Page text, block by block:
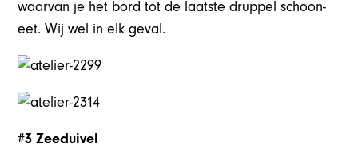
waarvan je het bord tot de laatste druppel schoon-
eet. Wij wel in elk geval.
#3 Zeeduivel